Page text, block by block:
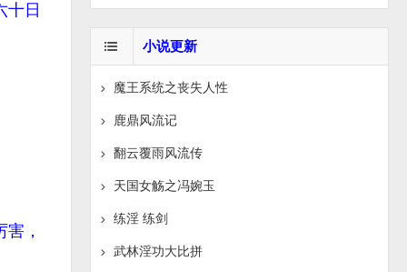
日
，
小说更新
魔王系统之丧失人性
鹿鼎风流记
翻云覆雨风流传
天国女觞之冯婉玉
练淫 练剑
武林淫功大比拼